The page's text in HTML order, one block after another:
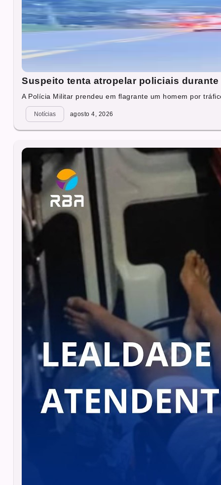
Suspeito tenta atropelar policiais
A Polícia Militar prendeu em flagrante um homem por
Notícias agosto 4, 2026